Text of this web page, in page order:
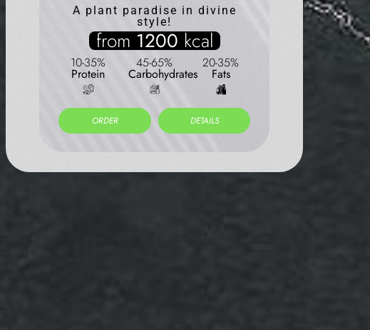
A plant paradise in divine
style!
from1200kcal
10-35%
Protein
45-65%
Carbohydrates
20-35%
Fats
ORDER DETAILS
Divine